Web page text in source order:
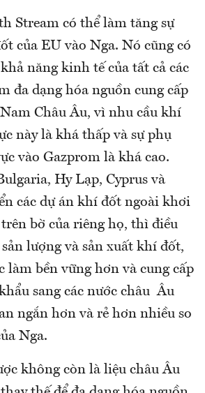
Stream có thể làm tăng sự
của EU vào Nga. Nó cũng có
năng kinh tế của tất cả các
đa dạng hóa nguồn cung cấp
Châu Âu, vì nhu cầu khí
này là khá thấp và sự phụ
vào Gazprom là khá cao.
Hy Lạp, Cyprus và
các dự án khí đốt ngoài khơi
bờ của riêng họ, thì điều
lượng và sản xuất khí đốt,
làm bền vững hơn và cung cấp
sang các nước châu Âu
ngắn hơn và rẻ hơn nhiều so
Nga.
không còn là liệu châu Âu